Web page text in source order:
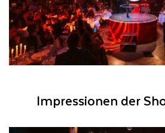
Impressionen der